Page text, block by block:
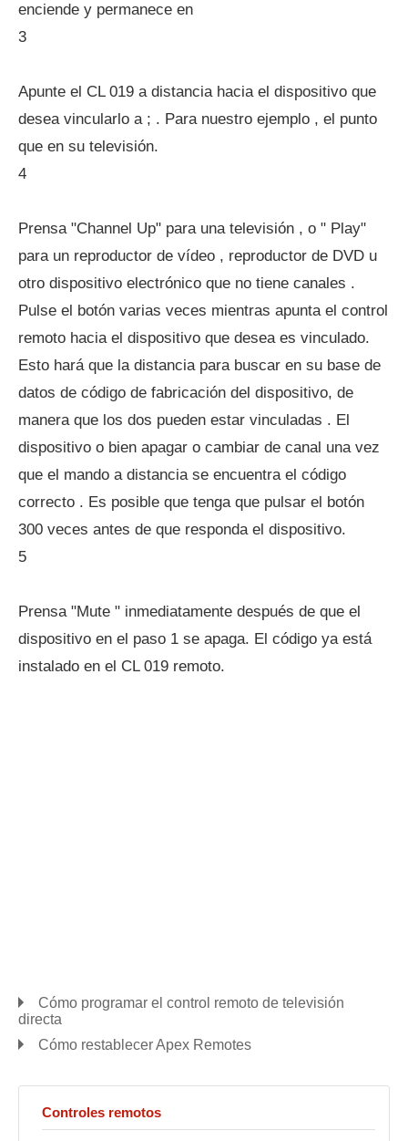
enciende y permanece en
3
Apunte el CL 019 a distancia hacia el dispositivo que
desea vincularlo a ; . Para nuestro ejemplo , el punto
que en su televisión.
4
Prensa "Channel Up" para una televisión , o " Play"
para un reproductor de vídeo , reproductor de DVD u
otro dispositivo electrónico que no tiene canales .
Pulse el botón varias veces mientras apunta el control
remoto hacia el dispositivo que desea es vinculado.
Esto hará que la distancia para buscar en su base de
datos de código de fabricación del dispositivo, de
manera que los dos pueden estar vinculadas . El
dispositivo o bien apagar o cambiar de canal una vez
que el mando a distancia se encuentra el código
correcto . Es posible que tenga que pulsar el botón
300 veces antes de que responda el dispositivo.
5
Prensa "Mute " inmediatamente después de que el
dispositivo en el paso 1 se apaga. El código ya está
instalado en el CL 019 remoto.
Cómo programar el control remoto de televisión
directa
Cómo restablecer Apex Remotes
Controles remotos